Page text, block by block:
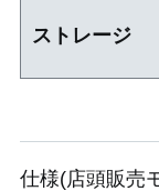
ストレージ
仕様(店頭販売